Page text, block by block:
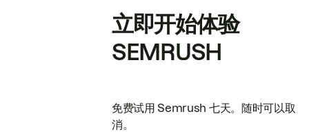
立即开始体验
SEMRUSH
免费试用 Semrush 七天。随时可以取
消。